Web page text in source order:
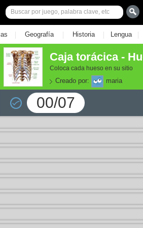
| Geografía | Historia | Lengua |
Caja torácica -
Coloca cada hueso en su sitio
Creado por: maria
00/07